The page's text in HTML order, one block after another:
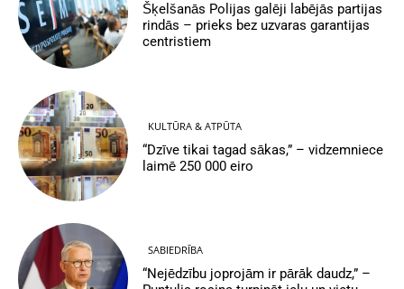
Šķelšanās Polijas galēji labējās partijas
rindās – prieks bez uzvaras garantijas
centristiem
KULTŪRA & ATPŪTA
“Dzīve tikai tagad sākas,” – vidzemniece
laimē 250 000 eiro
SABIEDRĪBA
“Nejēdzību joprojām ir pārāk daudz,” –